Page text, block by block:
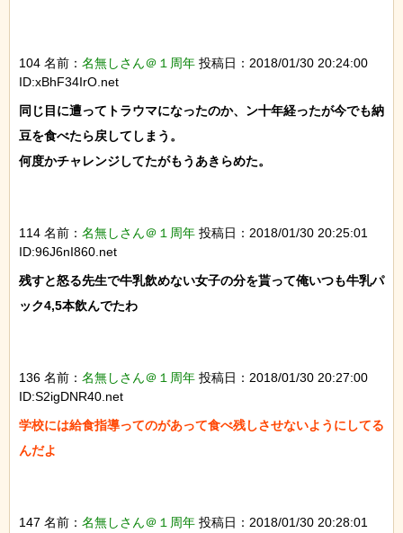
104 名前： 名無しさん＠１周年 投稿日：2018/01/30 20:24:00
ID:xBhF34IrO.net
同じ目に遭ってトラウマになったのか、ン十年経ったが今でも納
豆を食べたら戻してしまう。
何度かチャレンジしてたがもうあきらめた。
114 名前： 名無しさん＠１周年 投稿日：2018/01/30 20:25:01
ID:96J6nI860.net
残すと怒る先生で牛乳飲めない女子の分を貰って俺いつも牛乳パ
ック4,5本飲んでたわ
136 名前： 名無しさん＠１周年 投稿日：2018/01/30 20:27:00
ID:S2igDNR40.net
学校には給食指導ってのがあって食べ残しさせないようにしてる
んだよ
147 名前： 名無しさん＠１周年 投稿日：2018/01/30 20:28:01